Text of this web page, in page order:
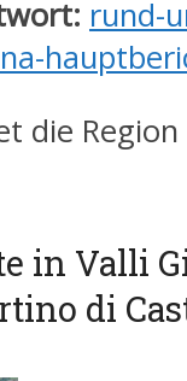
rund-
die
in Valli
di